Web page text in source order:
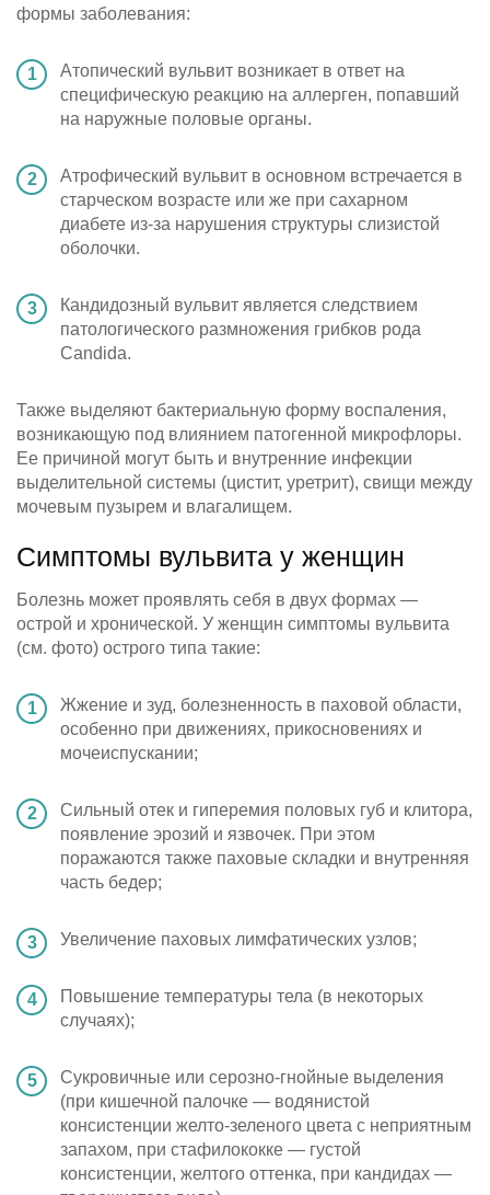
формы заболевания:
Атопический вульвит возникает в ответ на
специфическую реакцию на аллерген, попавший
на наружные половые органы.
Атрофический вульвит в основном встречается в
старческом возрасте или же при сахарном
диабете из-за нарушения структуры слизистой
оболочки.
Кандидозный вульвит является следствием
патологического размножения грибков рода
Candida.
Также выделяют бактериальную форму воспаления,
возникающую под влиянием патогенной микрофлоры.
Ее причиной могут быть и внутренние инфекции
выделительной системы (цистит, уретрит), свищи между
мочевым пузырем и влагалищем.
Симптомы вульвита у женщин
Болезнь может проявлять себя в двух формах —
острой и хронической. У женщин симптомы вульвита
(см. фото) острого типа такие:
Жжение и зуд, болезненность в паховой области,
особенно при движениях, прикосновениях и
мочеиспускании;
Сильный отек и гиперемия половых губ и клитора,
появление эрозий и язвочек. При этом
поражаются также паховые складки и внутренняя
часть бедер;
Увеличение паховых лимфатических узлов;
Повышение температуры тела (в некоторых
случаях);
Сукровичные или серозно-гнойные выделения
(при кишечной палочке — водянистой
консистенции желто-зеленого цвета с неприятным
запахом, при стафилококке — густой
консистенции, желтого оттенка, при кандидах —